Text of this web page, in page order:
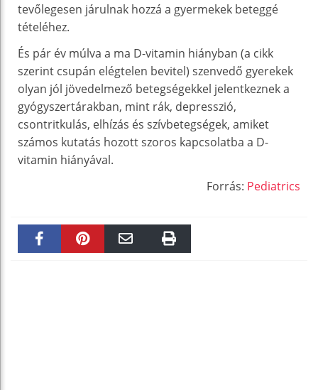
tevőlegesen járulnak hozzá a gyermekek beteggé
tételéhez.
És pár év múlva a ma D-vitamin hiányban (a cikk
szerint csupán elégtelen bevitel) szenvedő gyerekek
olyan jól jövedelmező betegségekkel jelentkeznek a
gyógyszertárakban, mint rák, depresszió,
csontritkulás, elhízás és szívbetegségek, amiket
számos kutatás hozott szoros kapcsolatba a D-
vitamin hiányával.
Forrás: Pediatrics